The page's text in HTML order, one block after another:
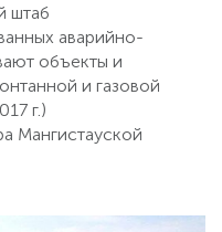
штаб
аварийно-
объекты и
и газовой
г.)
Мангистауской